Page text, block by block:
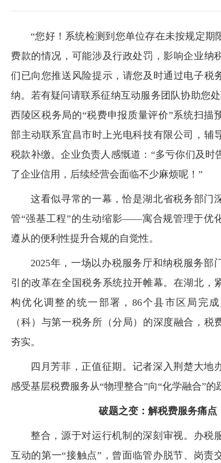
“您好！系统检测到您单位存在未按规定期
费款的情况，可能涉及行政处罚，影响企业纳
们已向您推送风险提示，请您及时通过电子税
纳。若有疑问请联系征纳互动服务团队协助您
西陵区税务局的“税费申报质量评价”系统扫描
部主动联系宜昌市时上光电科技有限公司，辅
税款补缴。企业负责人感慨道：“多亏你们及时
了企业信用，后续经营会面临不少麻烦呢！”
这看似寻常的一幕，恰是湖北省税务部门
管“强基工程”的生动缩影——寓合规管理于优
遵从的便利性提升合规的自觉性。
2025年，一场以办税服务厅和纳税服务部
引的改革在全国税务系统拉开帷幕。在湖北，
构优化调整的统一部署，86个县市区局完
（科）与第一税务所（分局）的深度融合，税
夯实。
四月芳菲，正值征期。记者深入荆楚大地
感受基层税费服务从“物理整合”向“化学融合”的
破题之变：解税费服务痛点
整合，源于对运行机制的深刻审视。办税
互动的第一“接触点”，曾面临管办脱节、岗责